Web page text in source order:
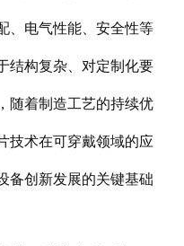
、电气性能、安全性等
结构复杂、对定制化要
随着制造工艺的持续优
技术在可穿戴领域的应
备创新发展的关键基础